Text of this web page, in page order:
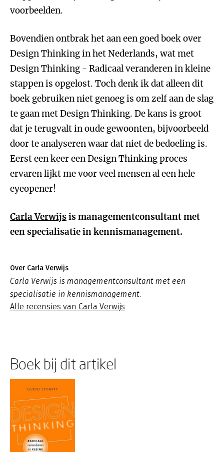
voorbeelden.
Bovendien ontbrak het aan een goed boek over
Design Thinking in het Nederlands, wat met
Design Thinking - Radicaal veranderen in kleine
stappen is opgelost. Toch denk ik dat alleen dit
boek gebruiken niet genoeg is om zelf aan de slag
te gaan met Design Thinking. De kans is groot
dat je terugvalt in oude gewoonten, bijvoorbeeld
door te analyseren waar dat niet de bedoeling is.
Eerst een keer een Design Thinking proces
ervaren lijkt me voor veel mensen al een hele
eyeopener!
Carla Verwijsis managementconsultant met
een specialisatie in kennismanagement.
Over Carla Verwijs
Carla Verwijs is managementconsultant met een
specialisatie in kennismanagement.
Alle recensies van Carla Verwijs
Boek bij dit artikel